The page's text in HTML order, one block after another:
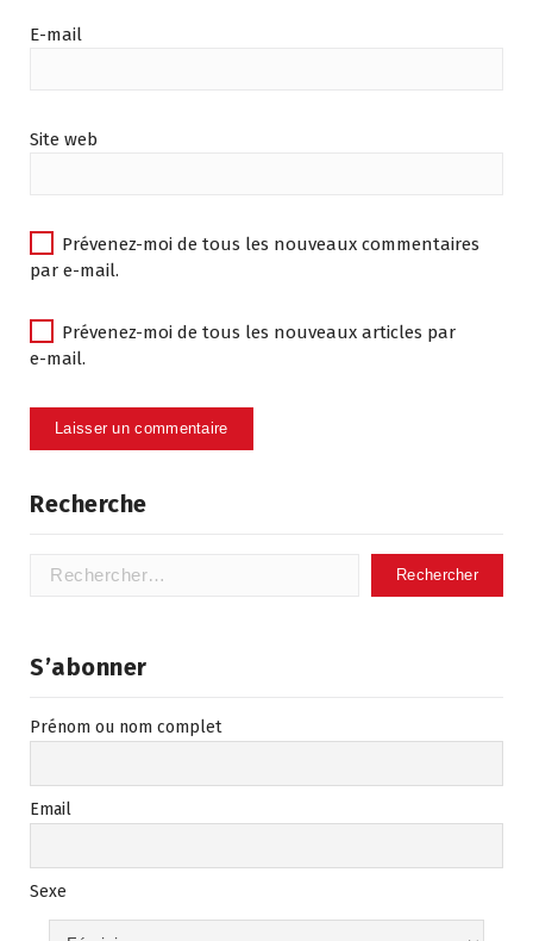
E-mail
Site web
Prévenez-moi de tous les nouveaux commentaires
par e-mail.
Prévenez-moi de tous les nouveaux articles par
e-mail.
Recherche
Rechercher :
S’abonner
Prénom ou nom complet
Email
Sexe